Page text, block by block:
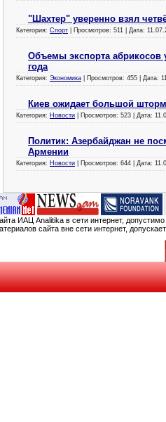
"Шахтер" уверенно взял
Категория: Спорт | Просмотров: 511 | Дата:
Объемы экспорта абрикосов
года
Категория: Экономика | Просмотров: 455 | Дата:
Киев ожидает большой шторм
Категория: Новости | Просмотров: 523 | Дата:
Политик: Азербайджан не
Армении
Категория: Новости | Просмотров: 644 | Дата:
ИАЦ Analitika в сети интернет,
сайта вне сети интернет,